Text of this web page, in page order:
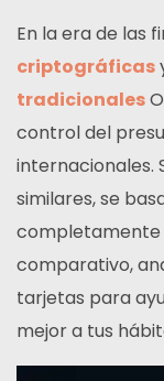
En la era de las
criptográficas
tradicionales
control del
internacionales.
similares, se
completamente
comparativo,
tarjetas para
mejor a tus